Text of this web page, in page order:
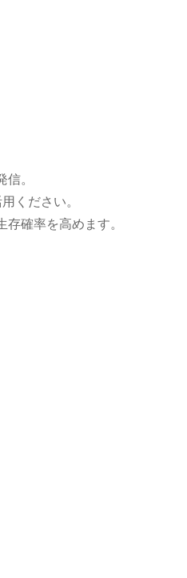
。
ください。
確率を高めます。